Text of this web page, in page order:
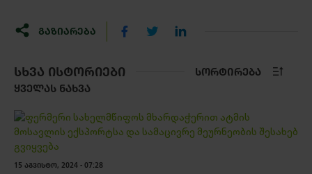
ᲒᲐᲖᲘᲐᲠᲔᲑᲐ
ᲡᲮᲕᲐ ᲘᲡᲢᲝᲠᲘᲔᲑᲘ
ᲡᲝᲠᲢᲘᲠᲔᲑᲐ
ᲧᲕᲔᲚᲐᲡ ᲜᲐᲮᲕᲐ
15 ᲐᲒᲕᲘᲡᲢᲝ, 2024 - 07:28